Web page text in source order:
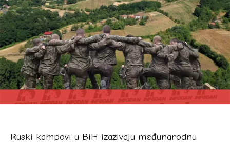
Ruski kampovi u BiH izazivaju međunarodnu